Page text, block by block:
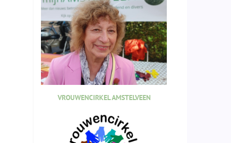
VROUWENCIRKEL AMSTELVEEN